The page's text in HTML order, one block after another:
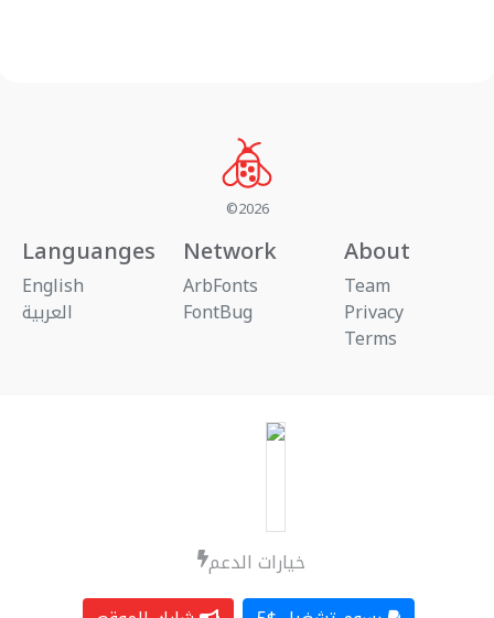
خيارات الدعم
©2026
Languanges
English
العربية
Network
ArbFonts
FontBug
About
Team
Privacy
Terms